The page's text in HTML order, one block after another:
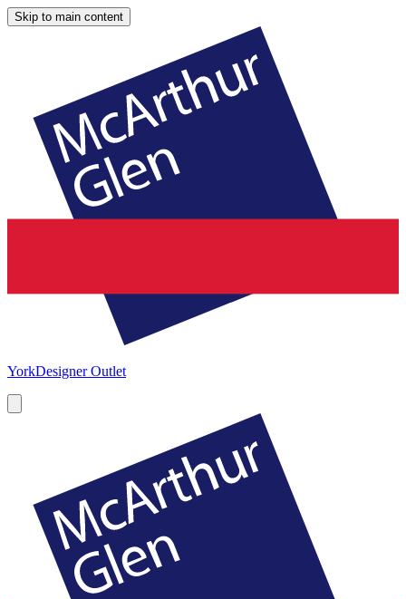
Skip to main content
YorkDesigner Outlet